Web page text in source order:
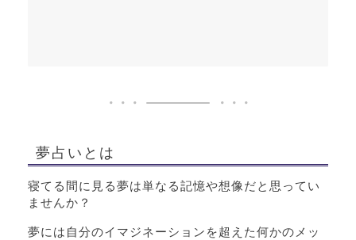
夢占いとは
寝てる間に見る夢は単なる記憶や想像だと思ってい
ませんか？
夢には自分のイマジネーションを超えた何かのメッ